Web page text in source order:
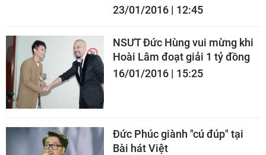
23/01/2016 | 12:45
NSƯT Đức Hùng vui mừng khi
Hoài Lâm đoạt giải 1 tỷ đồng
16/01/2016 | 15:25
Đức Phúc giành "cú đúp" tại
Bài hát Việt